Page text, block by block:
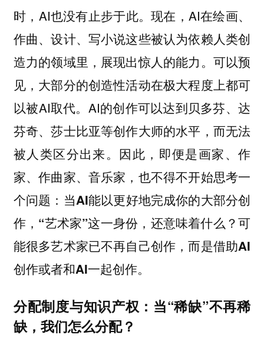
时，AI也没有止步于此。现在，AI在绘画、
作曲、设计、写小说这些被认为依赖人类创
造力的领域里，展现出惊人的能力。可以预
见，大部分的创造性活动在极大程度上都可
以被AI取代。AI的创作可以达到贝多芬、达
芬奇、莎士比亚等创作大师的水平，而无法
被人类区分出来。因此，即便是画家、作
家、作曲家、音乐家，也不得不开始思考一
个问题： 当AI能以更好地完成你的大部分创
作，“艺术家”这一身份，还意味着什么？可
能很多艺术家已不再自己创作，而是借助AI
创作或者和AI一起创作。
分配制度与知识产权：当“稀缺”不再稀
缺，我们怎么分配？